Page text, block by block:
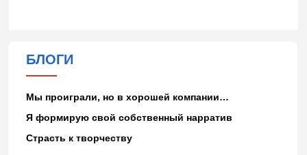
БЛОГИ
Мы проиграли, но в хорошей компании…
Я формирую свой собственный нарратив
Страсть к творчеству